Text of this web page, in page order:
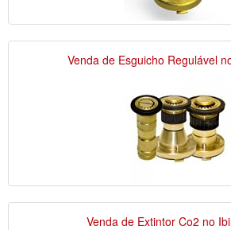
Venda de Esguicho Regulável
Venda de Extintor Co2 no